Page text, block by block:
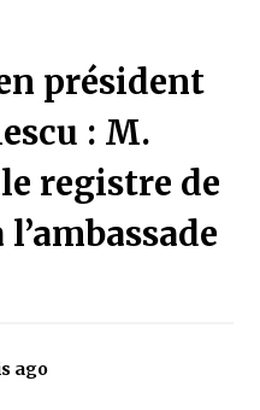
des Sablettes : Mis en
automatiques
possible pour les
lance ses comptes
président
: M.
registre de
ago